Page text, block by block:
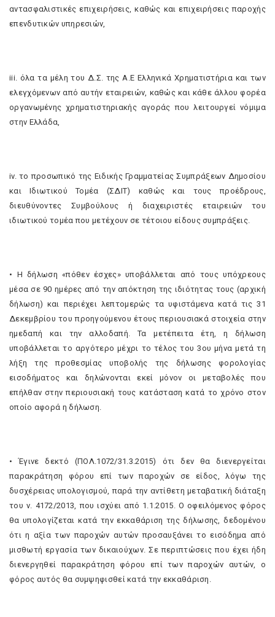
αντασφαλιστικές επιχειρήσεις, καθώς και επιχειρήσεις παροχής
επενδυτικών υπηρεσιών,
iii. όλα τα μέλη του Δ.Σ. της Α.Ε Ελληνικά Χρηματιστήρια και των
ελεγχόμενων από αυτήν εταιρειών, καθώς και κάθε άλλου φορέα
οργανωμένης χρηματιστηριακής αγοράς που λειτουργεί νόμιμα
στην Ελλάδα,
iv. το προσωπικό της Ειδικής Γραμματείας Συμπράξεων Δημοσίου
και Ιδιωτικού Τομέα (ΣΔΙΤ) καθώς και τους προέδρους,
διευθύνοντες Συμβούλους ή διαχειριστές εταιρειών του
ιδιωτικού τομέα που μετέχουν σε τέτοιου είδους συμπράξεις.
• Η δήλωση «πόθεν έσχες» υποβάλλεται από τους υπόχρεους
μέσα σε 90 ημέρες από την απόκτηση της ιδιότητας τους (αρχική
δήλωση) και περιέχει λεπτομερώς τα υφιστάμενα κατά τις 31
Δεκεμβρίου του προηγούμενου έτους περιουσιακά στοιχεία στην
ημεδαπή και την αλλοδαπή. Τα μετέπειτα έτη, η δήλωση
υποβάλλεται το αργότερο μέχρι το τέλος του 3ου μήνα μετά τη
λήξη της προθεσμίας υποβολής της δήλωσης φορολογίας
εισοδήματος και δηλώνονται εκεί μόνον οι μεταβολές που
επήλθαν στην περιουσιακή τους κατάσταση κατά το χρόνο στον
οποίο αφορά η δήλωση.
• Έγινε δεκτό (ΠΟΛ.1072/31.3.2015) ότι δεν θα διενεργείται
παρακράτηση φόρου επί των παροχών σε είδος, λόγω της
δυσχέρειας υπολογισμού, παρά την αντίθετη μεταβατική διάταξη
του ν. 4172/2013, που ισχύει από 1.1.2015. Ο οφειλόμενος φόρος
θα υπολογίζεται κατά την εκκαθάριση της δήλωσης, δεδομένου
ότι η αξία των παροχών αυτών προσαυξάνει το εισόδημα από
μισθωτή εργασία των δικαιούχων. Σε περιπτώσεις που έχει ήδη
διενεργηθεί παρακράτηση φόρου επί των παροχών αυτών, ο
φόρος αυτός θα συμψηφισθεί κατά την εκκαθάριση.